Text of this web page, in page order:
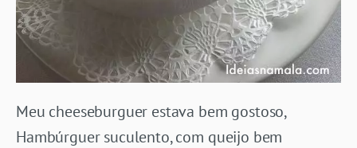
Meu cheeseburguer estava bem gostoso,
Hambúrguer suculento, com queijo bem